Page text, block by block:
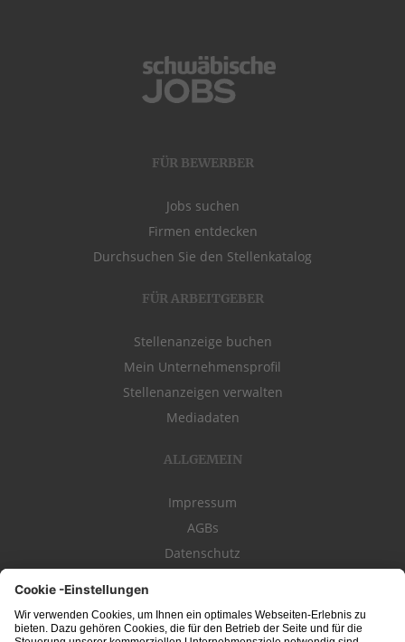
FÜR BEWERBER
Jobs suchen
Firmen entdecken
Durchsuchen Sie den Stellenkatalog
FÜR ARBEITGEBER
Stellenanzeige buchen
Mein Unternehmensprofil
Stellenanzeigen verwalten
Mediadaten
ALLGEMEIN
Impressum
AGBs
Datenschutz